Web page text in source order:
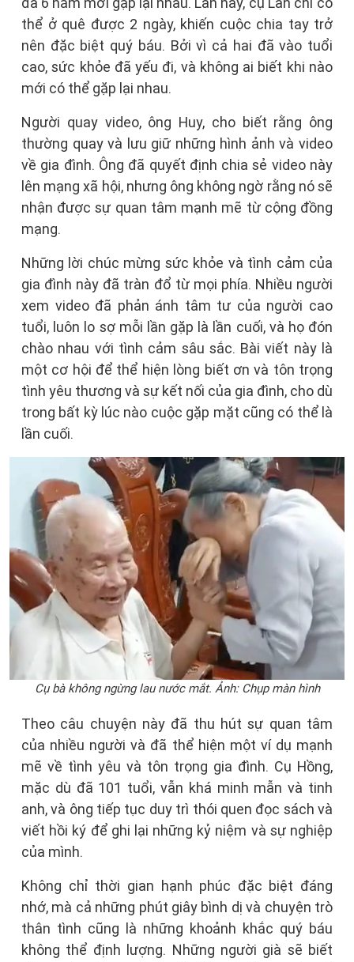
thể ở quê được 2 ngày, khiến cuộc chia tay trở
nên đặc biệt quý báu. Bởi vì cả hai đã vào tuổi
cao, sức khỏe đã yếu đi, và không ai biết khi nào
mới có thể gặp lại nhau.
Người quay video, ông Huy, cho biết rằng ông
thường quay và lưu giữ những hình ảnh và video
về gia đình. Ông đã quyết định chia sẻ video này
lên mạng xã hội, nhưng ông không ngờ rằng nó sẽ
nhận được sự quan tâm mạnh mẽ từ cộng đồng
mạng.
Những lời chúc mừng sức khỏe và tình cảm của
gia đình này đã tràn đổ từ mọi phía. Nhiều người
xem video đã phản ánh tâm tư của người cao
tuổi, luôn lo sợ mỗi lần gặp là lần cuối, và họ đón
chào nhau với tình cảm sâu sắc. Bài viết này là
một cơ hội để thể hiện lòng biết ơn và tôn trọng
tình yêu thương và sự kết nối của gia đình, cho dù
trong bất kỳ lúc nào cuộc gặp mặt cũng có thể là
lần cuối.
Cụ bà không ngừng lau nước mắt. Ảnh: Chụp màn hình
Theo câu chuyện này đã thu hút sự quan tâm
của nhiều người và đã thể hiện một ví dụ mạnh
mẽ về tình yêu và tôn trọng gia đình. Cụ Hồng,
mặc dù đã 101 tuổi, vẫn khá minh mẫn và tinh
anh, và ông tiếp tục duy trì thói quen đọc sách và
viết hồi ký để ghi lại những kỷ niệm và sự nghiệp
của mình.
Không chỉ thời gian hạnh phúc đặc biệt đáng
nhớ, mà cả những phút giây bình dị và chuyện trò
thân tình cũng là những khoảnh khắc quý báu
không thể định lượng. Những người già sẽ biết